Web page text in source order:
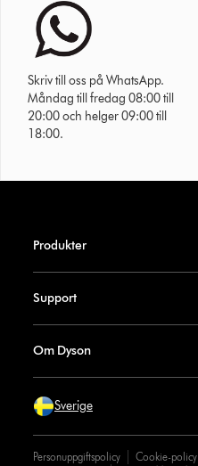
Skriv till oss på WhatsApp.
Måndag till fredag 08:00 till
20:00 och helger 09:00 till
18:00.
Produkter
Support
Om Dyson
Sverige
Personuppgiftspolicy Cookie-policy